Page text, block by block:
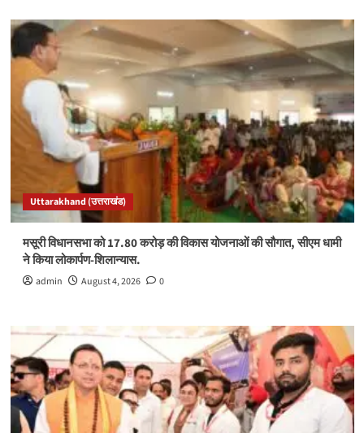
Uttarakhand (उत्तराखंड)
मसूरी विधानसभा को 17.80 करोड़ की विकास योजनाओं की सौगात, सीएम धामी
ने किया लोकार्पण-शिलान्यास.
admin August 4, 2026 0